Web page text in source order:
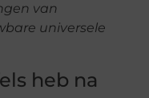
van
universele
heb na